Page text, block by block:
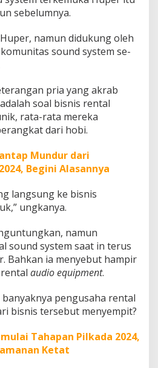
sebelumnya.
namun didukung oleh
komunitas sound system se-
pria yang akrab
soal bisnis rental
rata-rata mereka
dari hobi.
Mundur dari
Begini Alasannya
langsung ke bisnis
ungkanya.
namun
sound system saat in terus
Bahkan ia menyebut hampir
audio equipment.
pengusaha rental
bisnis tersebut menyempit?
Tahapan Pilkada 2024,
Ketat